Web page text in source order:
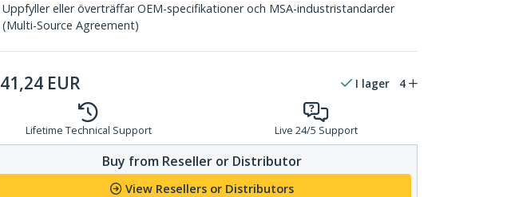
Uppfyller eller överträffar OEM-specifikationer och MSA-industristandarder
(Multi-Source Agreement)
41,24 EUR I lager 4
Lifetime Technical Support Live 24/5 Support
Buy from Reseller or Distributor
View Resellers or Distributors